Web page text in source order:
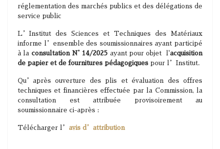
réglementation des marchés publics et des délégations de
service public
L’Institut des Sciences et Techniques des Matériaux
informe l’ensemble des soumissionnaires ayant participé
à la consultation N° 14/2025 ayant pour objet l'acquisition
de papier et de fournitures pédagogiques pour l’Institut.
Qu’après ouverture des plis et évaluation des offres
techniques et financières effectuée par la Commission, la
consultation est attribuée provisoirement au
soumissionnaire ci-après :
Télécharger l’ avis d’attribution